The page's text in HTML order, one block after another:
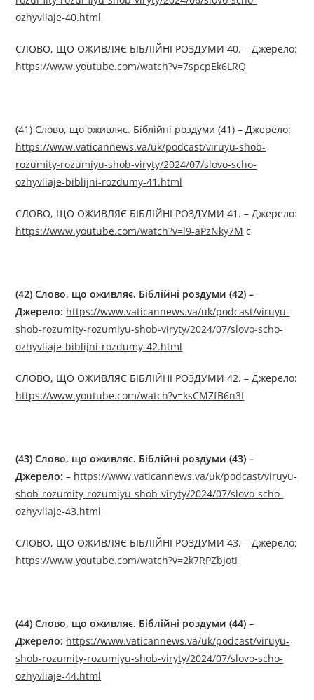
ozhyvliaje-40.html
СЛОВО, ЩО ОЖИВЛЯЄ БІБЛІЙНІ РОЗДУМИ 40. – Джерелo:
https://www.youtube.com/watch?v=7spcpEk6LRQ
(41) Слово, що оживляє. Біблійні роздуми (41) – Джерелo:
https://www.vaticannews.va/uk/podcast/viruyu-shob-
rozumity-rozumiyu-shob-viryty/2024/07/slovo-scho-
ozhyvliaje-biblijni-rozdumy-41.html
СЛОВО, ЩО ОЖИВЛЯЄ БІБЛІЙНІ РОЗДУМИ 41. – Джерелo:
https://www.youtube.com/watch?v=l9-aPzNky7M c
(42) Слово, що оживляє. Біблійні роздуми (42) –
Джерелo: https://www.vaticannews.va/uk/podcast/viruyu-
shob-rozumity-rozumiyu-shob-viryty/2024/07/slovo-scho-
ozhyvliaje-biblijni-rozdumy-42.html
СЛОВО, ЩО ОЖИВЛЯЄ БІБЛІЙНІ РОЗДУМИ 42. – Джерелo:
https://www.youtube.com/watch?v=ksCMZfB6n3I
(43) Слово, що оживляє. Біблійні роздуми (43) –
Джерелo:– https://www.vaticannews.va/uk/podcast/viruyu-
shob-rozumity-rozumiyu-shob-viryty/2024/07/slovo-scho-
ozhyvliaje-43.html
СЛОВО, ЩО ОЖИВЛЯЄ БІБЛІЙНІ РОЗДУМИ 43. – Джерелo:
https://www.youtube.com/watch?v=2k7RPZbJotI
(44) Слово, що оживляє. Біблійні роздуми (44) –
Джерелo: https://www.vaticannews.va/uk/podcast/viruyu-
shob-rozumity-rozumiyu-shob-viryty/2024/07/slovo-scho-
ozhyvliaje-44.html